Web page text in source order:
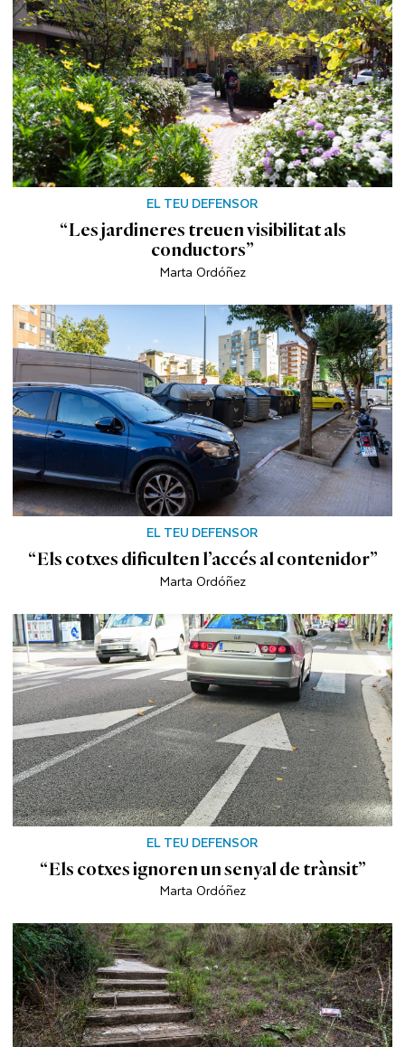
EL TEU DEFENSOR
“Les jardineres treuen visibilitat als
conductors”
Marta Ordóñez
EL TEU DEFENSOR
“Els cotxes dificulten l’accés al contenidor”
Marta Ordóñez
EL TEU DEFENSOR
“Els cotxes ignoren un senyal de trànsit”
Marta Ordóñez